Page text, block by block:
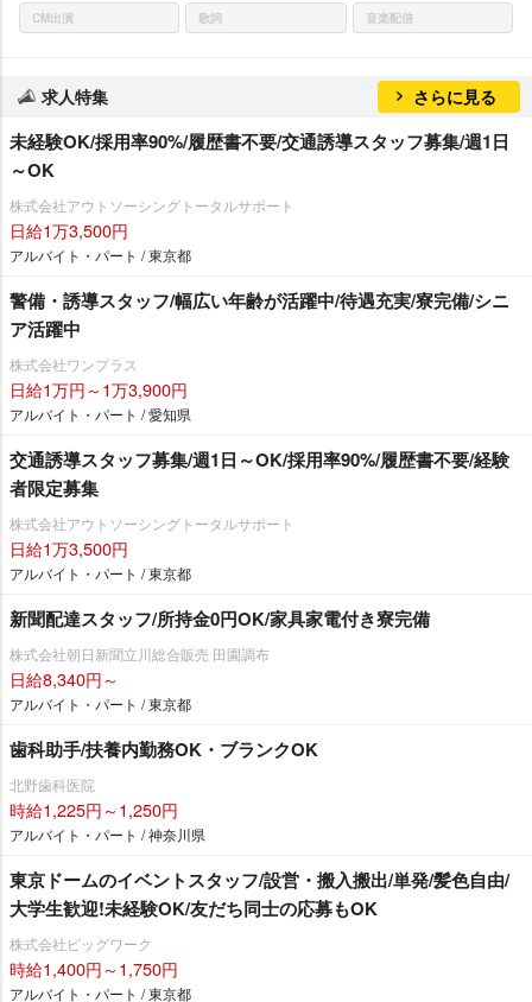
CM出演 歌詞 音楽配信
求人特集 さらに見る
未経験OK/採用率90%/履歴書不要/交通誘導スタッフ募集/週1日
～OK
株式会社アウトソーシングトータルサポート
日給1万3,500円
アルバイト・パート / 東京都
警備・誘導スタッフ/幅広い年齢が活躍中/待遇充実/寮完備/シニ
ア活躍中
株式会社ワンプラス
日給1万円～1万3,900円
アルバイト・パート / 愛知県
交通誘導スタッフ募集/週1日～OK/採用率90%/履歴書不要/経験
者限定募集
株式会社アウトソーシングトータルサポート
日給1万3,500円
アルバイト・パート / 東京都
新聞配達スタッフ/所持金0円OK/家具家電付き寮完備
株式会社朝日新聞立川総合販売 田園調布
日給8,340円～
アルバイト・パート / 東京都
歯科助手/扶養内勤務OK・ブランクOK
北野歯科医院
時給1,225円～1,250円
アルバイト・パート / 神奈川県
東京ドームのイベントスタッフ/設営・搬入搬出/単発/髪色自由/
大学生歓迎!未経験OK/友だち同士の応募もOK
株式会社ビッグワーク
時給1,400円～1,750円
アルバイト・パート / 東京都